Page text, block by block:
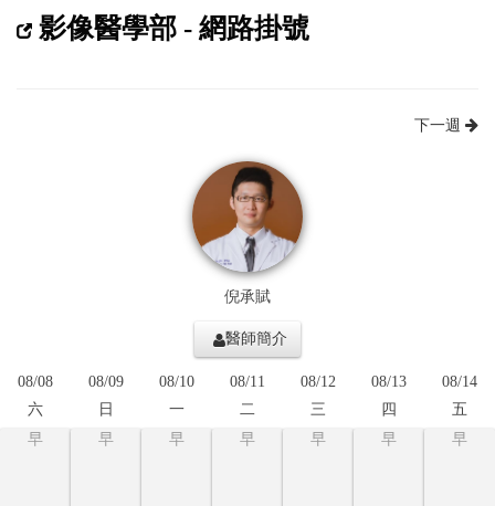
影像醫學部 - 網路掛號
下一週
倪承賦
醫師簡介
08/08
六
08/09
日
08/10
一
08/11
二
08/12
三
08/13
四
08/14
五
早
早 早 早 早 早 早